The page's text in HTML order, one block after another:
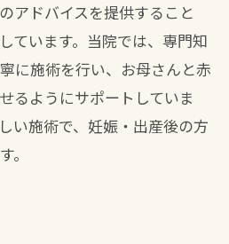
アドバイスを提供すること
ています。当院では、専門知
に施術を行い、お母さんと赤
るようにサポートしていま
い施術で、妊娠・出産後の方
。